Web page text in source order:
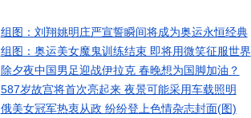
组图：刘翔姚明庄严宣誓瞬间将成为奥运永恒经典
组图：奥运美女魔鬼训练结束 即将用微笑征服世界
除夕夜中国男足迎战伊拉克 春晚想为国脚加油？
587岁故宫将首次亮起来 夜景可能采用车载照明
俄美女冠军热衷从政 纷纷登上色情杂志封面(图)